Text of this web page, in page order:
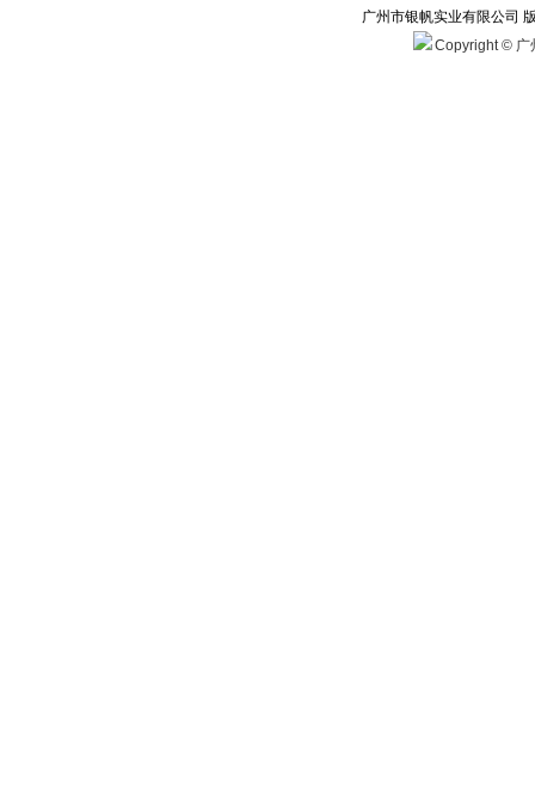
广州市银帆实业有限公司
Copyright © 广